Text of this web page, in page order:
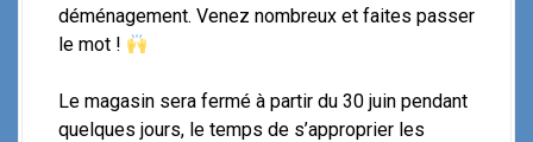
déménagement. Venez nombreux et faites passer
le mot !
Le magasin sera fermé à partir du 30 juin pendant
quelques jours, le temps de s’approprier les